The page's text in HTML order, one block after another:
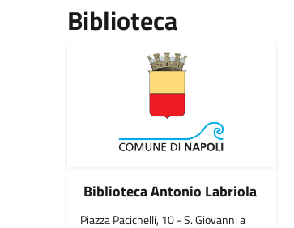
Biblioteca
Biblioteca Antonio Labriola
Piazza Pacichelli, 10 - S. Giovanni a